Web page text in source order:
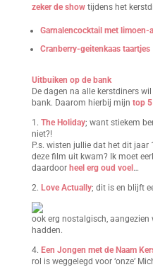
zeker de showtijdens het
Garnalencocktail met limoen-
Cranberry-geitenkaas taartjes
Uitbuiken op de bank
De dagen na alle kerstdiners
bank. Daarom hierbij mijn top
1. The Holiday; want stiekem
niet?!
P.s. wisten jullie dat het dit
deze film uit kwam? Ik moet
daardoor heel erg oud voel …
2. Love Actually; dit is en blijft
ook erg nostalgisch, aangezien
hadden.
4. Een Jongen met de Naam
rol is weggelegd voor ‘onze’